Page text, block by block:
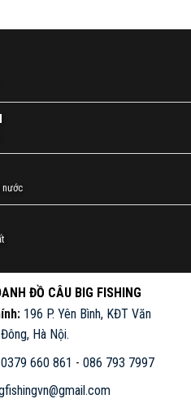
NGHIỆP
nước
ĐỒ CÂU BIG FISHING
196 P. Yên Bình, KĐT Văn
Hà Nội.
0379 660 861 - 086 793 7997